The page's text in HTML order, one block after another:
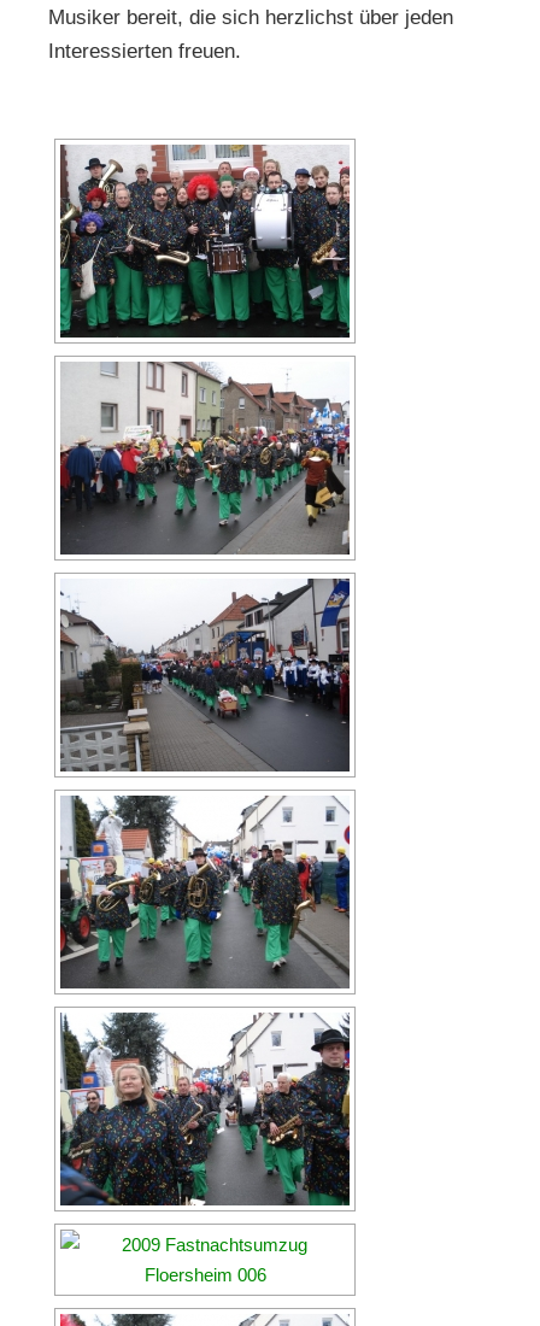
Musiker bereit, die sich herzlichst über jeden
Interessierten freuen.